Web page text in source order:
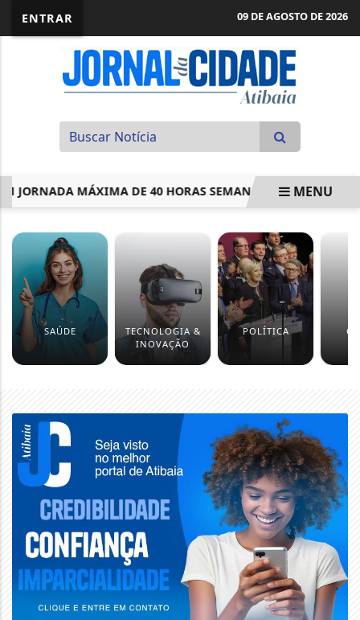
ENTRAR 09 DE AGOSTO DE 2026
MÁXIMA DE 40 HORAS SEMANAIS; ACOMPANHE
MENU
SAÚDE
TECNOLOGIA &
INOVAÇÃO
POLÍTICA